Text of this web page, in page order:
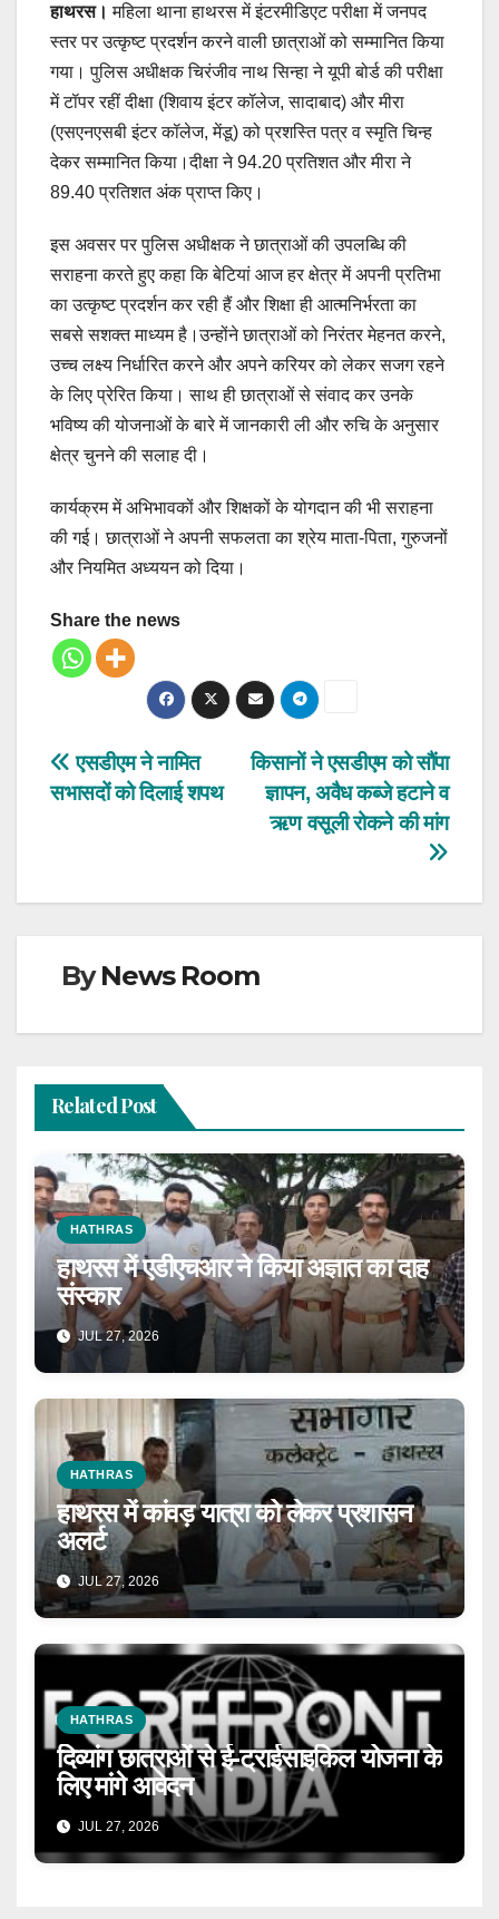
हाथरस। महिला थाना हाथरस में इंटरमीडिएट परीक्षा में जनपद
स्तर पर उत्कृष्ट प्रदर्शन करने वाली छात्राओं को सम्मानित किया
गया। पुलिस अधीक्षक चिरंजीव नाथ सिन्हा ने यूपी बोर्ड की परीक्षा
में टॉपर रहीं दीक्षा (शिवाय इंटर कॉलेज, सादाबाद) और मीरा
(एसएनएसबी इंटर कॉलेज, मेंडू) को प्रशस्ति पत्र व स्मृति चिन्ह
देकर सम्मानित किया।दीक्षा ने 94.20 प्रतिशत और मीरा ने
89.40 प्रतिशत अंक प्राप्त किए।
इस अवसर पर पुलिस अधीक्षक ने छात्राओं की उपलब्धि की
सराहना करते हुए कहा कि बेटियां आज हर क्षेत्र में अपनी प्रतिभा
का उत्कृष्ट प्रदर्शन कर रही हैं और शिक्षा ही आत्मनिर्भरता का
सबसे सशक्त माध्यम है।उन्होंने छात्राओं को निरंतर मेहनत करने,
उच्च लक्ष्य निर्धारित करने और अपने करियर को लेकर सजग रहने
के लिए प्रेरित किया। साथ ही छात्राओं से संवाद कर उनके
भविष्य की योजनाओं के बारे में जानकारी ली और रुचि के अनुसार
क्षेत्र चुनने की सलाह दी।
कार्यक्रम में अभिभावकों और शिक्षकों के योगदान की भी सराहना
की गई। छात्राओं ने अपनी सफलता का श्रेय माता-पिता, गुरुजनों
और नियमित अध्ययन को दिया।
Share the news
Post
navigation
किसानों ने एसडीएम को सौंपा
ज्ञापन, अवैध कब्जे हटाने व
ऋण वसूली रोकने की मांग
एसडीएम ने नामित
सभासदों को दिलाई शपथ
ByNews Room
Related Post
HATHRAS
हाथरस में एडीएचआर ने किया अज्ञात का दाह
संस्कार
JUL 27, 2026
HATHRAS
हाथरस में कांवड़ यात्रा को लेकर प्रशासन
अलर्ट
JUL 27, 2026
HATHRAS
दिव्यांग छात्राओं से ई-ट्राईसाइकिल योजना के
लिए मांगे आवेदन
JUL 27, 2026